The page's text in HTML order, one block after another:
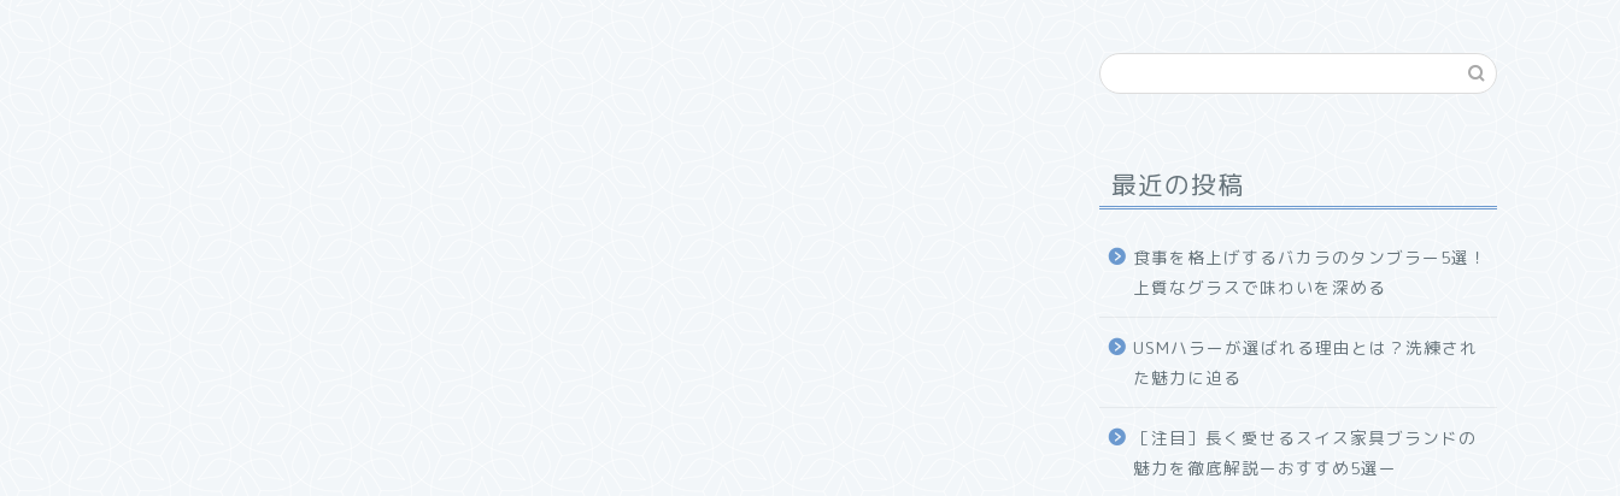
最近の投稿
食事を格上げするバカラのタンブラー5選！
上質なグラスで味わいを深める
USMハラーが選ばれる理由とは？洗練され
た魅力に迫る
［注目］長く愛せるスイス家具ブランドの
魅力を徹底解説ーおすすめ5選ー